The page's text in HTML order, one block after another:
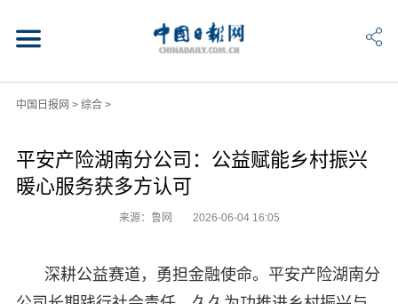
中国日报网 > 综合>
平安产险湖南分公司：公益赋能乡村振兴
暖心服务获多方认可
来源：鲁网 2026-06-04 16:05
深耕公益赛道，勇担金融使命。平安产险湖南分